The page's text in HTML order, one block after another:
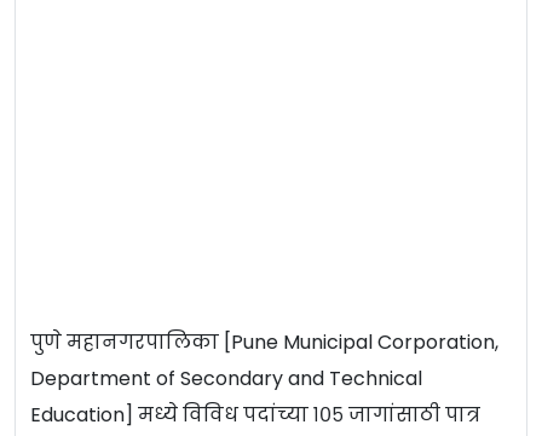
पुणे महानगरपालिका [Pune Municipal Corporation,
Department of Secondary and Technical
Education] मध्ये विविध पदांच्या १०५ जागांसाठी पात्र